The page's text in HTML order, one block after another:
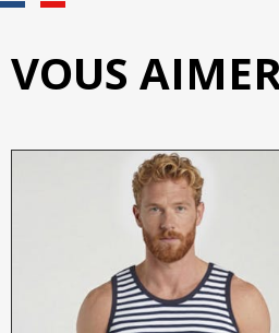
VOUS